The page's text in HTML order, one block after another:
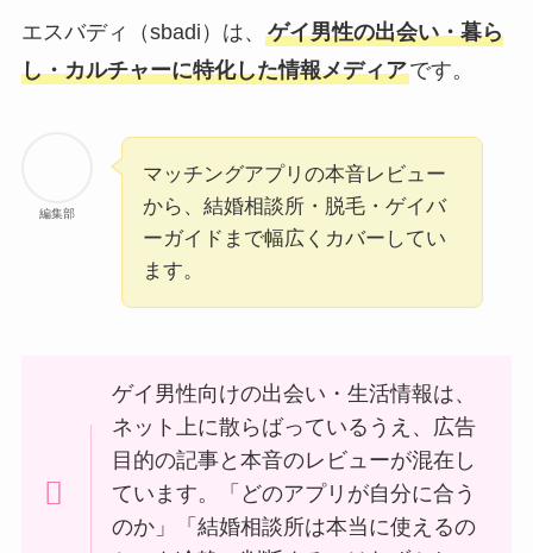
エスバディ（sbadi）は、 ゲイ男性の出会い・暮ら
し・カルチャーに特化した情報メディアです。
編集部
マッチングアプリの本音レビュー
から、結婚相談所・脱毛・ゲイバ
ーガイドまで幅広くカバーしてい
ます。
ゲイ男性向けの出会い・生活情報は、
ネット上に散らばっているうえ、広告
目的の記事と本音のレビューが混在し
ています。「どのアプリが自分に合う
のか」「結婚相談所は本当に使えるの